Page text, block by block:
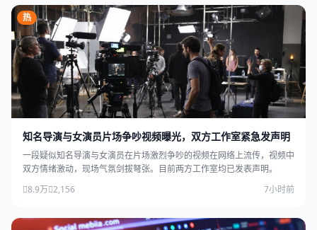
热
知名导演与女演员片场争吵视频曝光，双方工作室紧急发声明
一段疑似知名导演与女演员在片场激烈争吵的视频在网络上流传，视频中
双方情绪激动，现场气氛剑拔弩张。目前两方工作室均已发表声明。
8.9万 2,156 7小时前